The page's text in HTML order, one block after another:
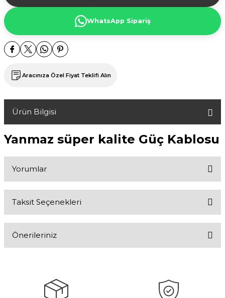
WhatsApp Sipariş
Aracınıza Özel Fiyat Teklifi Alın
Ürün Bilgisi
Yanmaz süper kalite Güç Kablosu
Yorumlar
Taksit Seçenekleri
Önerileriniz
tarafımıza iletebilirsiniz.
Görüş ve önerileriniz için teşekkür ederiz.